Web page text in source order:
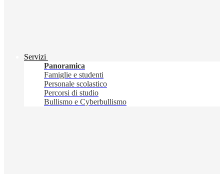
Servizi
Panoramica
Famiglie e studenti
Personale scolastico
Percorsi di studio
Bullismo e Cyberbullismo